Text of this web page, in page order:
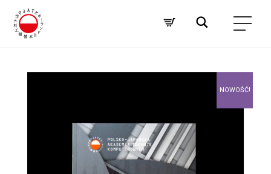
NOWOŚĆ!